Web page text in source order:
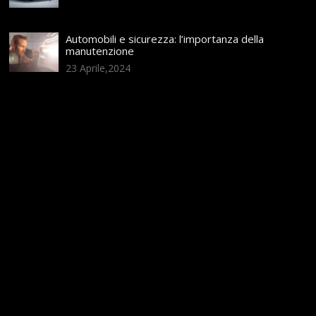
Automobili e sicurezza: l’importanza della
manutenzione
23 Aprile,2024